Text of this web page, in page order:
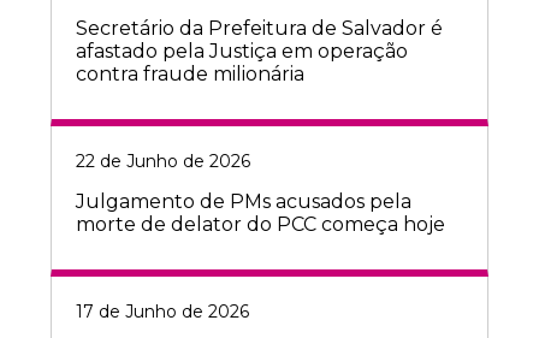
Secretário da Prefeitura de Salvador é
afastado pela Justiça em operação
contra fraude milionária
22 de Junho de 2026
Julgamento de PMs acusados pela
morte de delator do PCC começa hoje
17 de Junho de 2026